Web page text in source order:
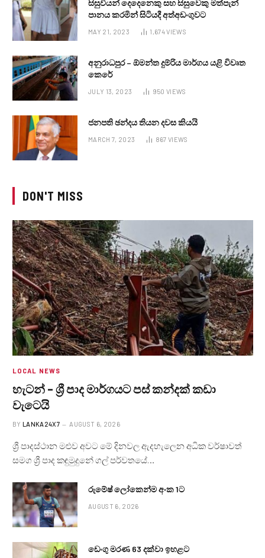
සිසුවියන් දෙදෙනෙකු සහ සිසුවෙකු මත්පැන්
පානය කරමින් සිටියදී අත්අඩංගුවට
MAY 21, 2023 1,674VIEWS
අනුරාධපුර – ඕමන්ත දුම්රිය මාර්ගය යළි විවෘත
කෙරේ
JULY 13, 2023 950 VIEWS
ජනපති ඡන්දය තියන දවස කියයි
MARCH 7, 2023 867 VIEWS
DON'T MISS
LOCAL NEWS
හැටන් – ශ්‍රී පාද මාර්ගයට පස් කන්දක් කඩා
වැටෙයි
BY LANKA24X7 AUGUST 6, 2026
ශ්‍රී පාදස්ථාන මළුව අවට මේ දිනවල ඇදහැලෙන අධික වර්ෂාවත්
සමග ශ්‍රී පාද කඳුමුදුනේ ගල් පර්වතයේ…
රුමේෂ් ලෝකෙන්ම අංක 1ට
AUGUST 6, 2026
ඩෙංගු මරණ 63 දක්වා ඉහළට